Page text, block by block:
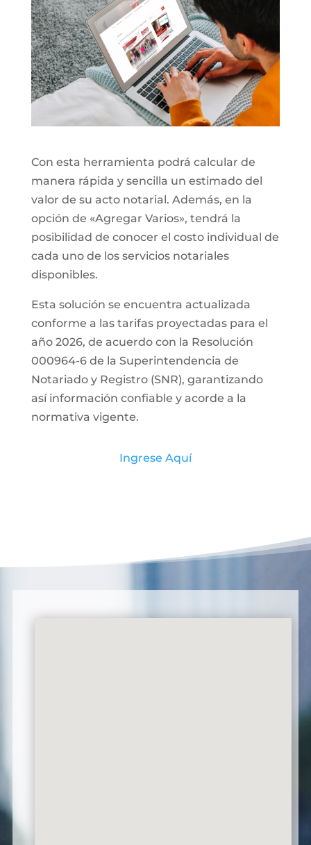
Con esta herramienta podrá calcular de
manera rápida y sencilla un estimado del
valor de su acto notarial. Además, en la
opción de «Agregar Varios», tendrá la
posibilidad de conocer el costo individual de
cada uno de los servicios notariales
disponibles.
Esta solución se encuentra actualizada
conforme a las tarifas proyectadas para el
año 2026, de acuerdo con la Resolución
000964-6 de la Superintendencia de
Notariado y Registro (SNR), garantizando
así información confiable y acorde a la
normativa vigente.
Ingrese Aquí